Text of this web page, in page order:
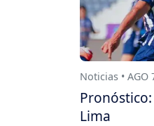
Noticias • AGO
Lima